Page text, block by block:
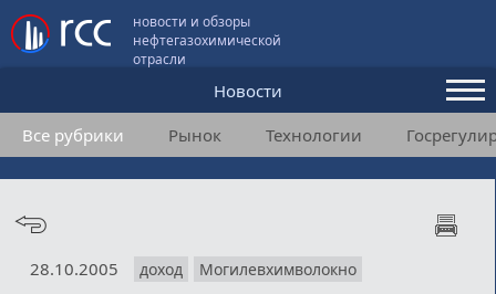
новости и обзоры
нефтегазохимической
отрасли
Новости
Аналитика и мнения
Конференции
Подписка
Все рубрики Рынок Технологии
28.10.2005 доход Могилевхимволокно